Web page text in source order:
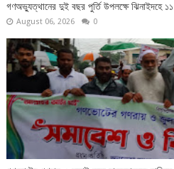
গণঅভ্যুত্থানের দুই বছর পুর্তি উপলক্ষে ঝিনাইদহে
August 06, 2026 0